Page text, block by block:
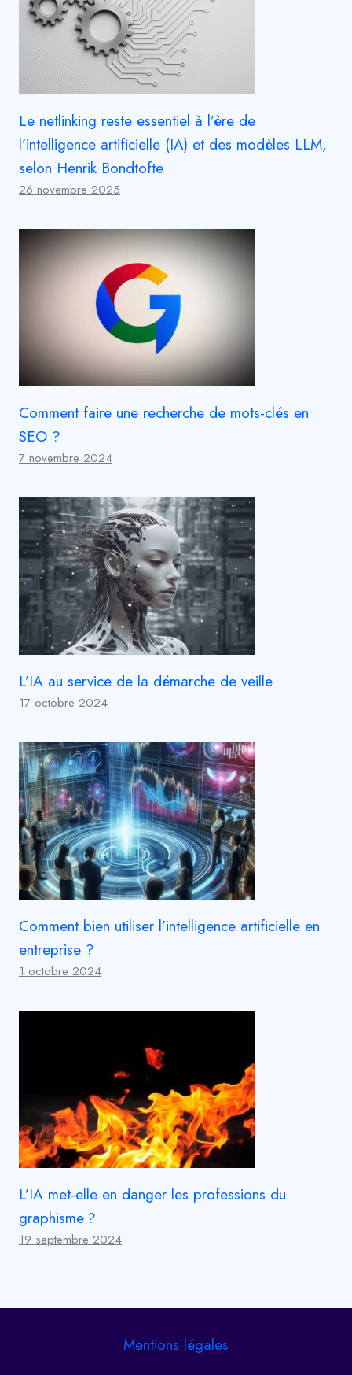
Le netlinking reste essentiel à l’ère de
l’intelligence artificielle (IA) et des modèles LLM,
selon Henrik Bondtofte
26 novembre 2025
Comment faire une recherche de mots-clés en
SEO ?
7 novembre 2024
L’IA au service de la démarche de veille
17 octobre 2024
Comment bien utiliser l’intelligence artificielle en
entreprise ?
1 octobre 2024
L’IA met-elle en danger les professions du
graphisme ?
19 septembre 2024
Mentions légales